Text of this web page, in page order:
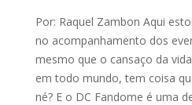
Por: Raquel Zambon Aqui
no acompanhamento dos
mesmo que o cansaço da
em todo mundo, tem coisa
né? E o DC Fandome é uma